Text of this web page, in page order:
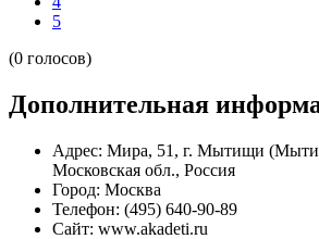
5
(0 голосов)
Дополнительная
Адрес: Мира, 51, г. Мытищи
Московская обл., Россия
Город: Москва
Телефон: (495) 640-90-89
Сайт: www.akadeti.ru